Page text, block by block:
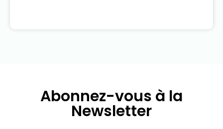
Abonnez-vous à la
Newsletter